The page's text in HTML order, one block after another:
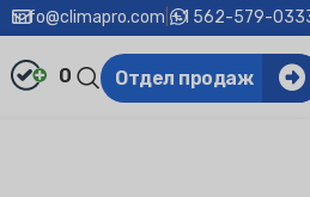
info@climapro.com +1 562-579-
0 Отдел продаж